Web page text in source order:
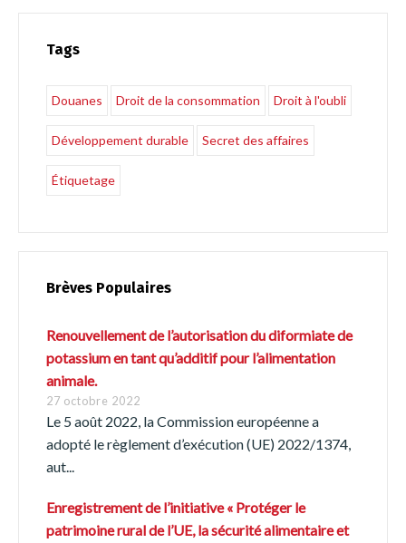
Tags
Douanes Droit de la consommation Droit à l'oubli
Développement durable Secret des affaires
Étiquetage
Brèves Populaires
Renouvellement de l’autorisation du diformiate de
potassium en tant qu’additif pour l’alimentation
animale.
27 octobre 2022
Le 5 août 2022, la Commission européenne a
adopté le règlement d’exécution (UE) 2022/1374,
aut...
Enregistrement de l’initiative « Protéger le
patrimoine rural de l’UE, la sécurité alimentaire et